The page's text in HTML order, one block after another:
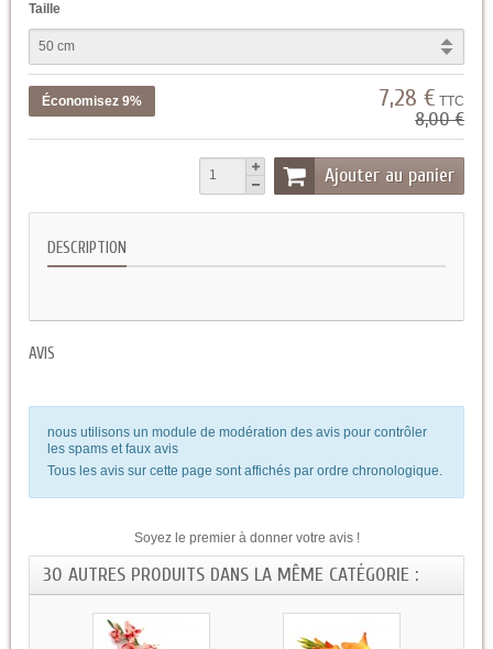
Taille
Économisez 9% 7,28 € TTC
8,00 €
Ajouter au panier
DESCRIPTION
AVIS
nous utilisons un module de modération des avis pour contrôler
les spams et faux avis
Tous les avis sur cette page sont affichés par ordre chronologique.
Soyez le premier à donner votre avis !
30 AUTRES PRODUITS DANS LA MÊME CATÉGORIE :